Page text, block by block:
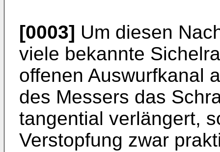
[0003] Um diesen
viele bekannte
offenen Auswurfkanal
des Messers das
tangential verlängert,
Verstopfung zwar